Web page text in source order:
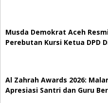
Musda Demokrat Aceh
Perebutan Kursi Ketua DPD
Al Zahrah Awards 2026:
Apresiasi Santri dan Guru